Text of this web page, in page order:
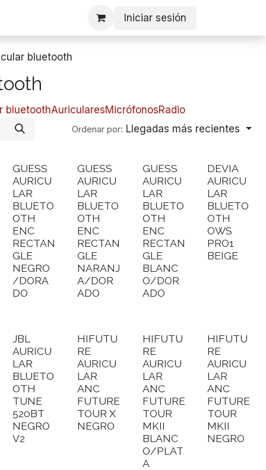
Iniciar sesión
bluetooth
bluetooth​AuricularesMicrófonosRadio
Ordenar por: Llegadas más recientes
GUESS
AURICU
LAR
BLUETO
OTH
ENC
RECTAN
GLE
NEGRO
/DORA
DO
GUESS
AURICU
LAR
BLUETO
OTH
ENC
RECTAN
GLE
NARANJ
A/DOR
ADO
GUESS
AURICU
LAR
BLUETO
OTH
ENC
RECTAN
GLE
BLANC
O/DOR
ADO
DEVIA
AURICU
LAR
BLUETO
OTH
OWS
PRO1
BEIGE
JBL
AURICU
LAR
BLUETO
OTH
TUNE
520BT
NEGRO
V2
HIFUTU
RE
AURICU
LAR
ANC
FUTURE
TOUR X
NEGRO
HIFUTU
RE
AURICU
LAR
ANC
FUTURE
TOUR
MKII
BLANC
O/PLAT
A
HIFUTU
RE
AURICU
LAR
ANC
FUTURE
TOUR
MKII
NEGRO